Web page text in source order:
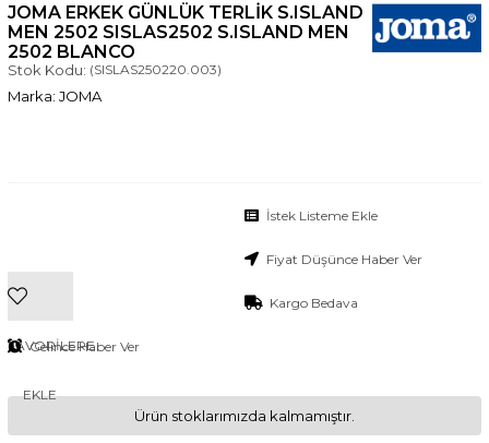
JOMA ERKEK GÜNLÜK TERLIK S.ISLAND
MEN 2502 SISLAS2502 S.ISLAND MEN
2502 BLANCO
Stok Kodu: (SISLAS250220.003)
JOMA
FAVORILERE
EKLE
İstek Listeme Ekle
Fiyat Düşünce Haber Ver
Kargo Bedava
Gelince Haber Ver
Ürün stoklarımızda kalmamıştır.